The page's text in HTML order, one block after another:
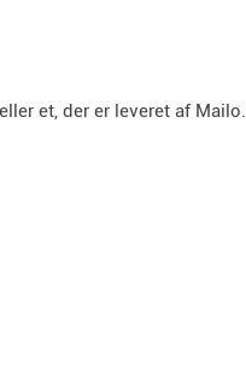
et, der er leveret af Mailo.